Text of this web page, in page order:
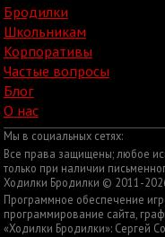
Бродилки
Школьникам
Корпоративы
Частые вопросы
Блог
О нас
Мы в социальных сетях:
Все права защищены; любое
только при наличии
Ходилки Бродилки © 2011-
Программное обеспечение
программирование сайта,
«Ходилки Бродилки»: Сергей